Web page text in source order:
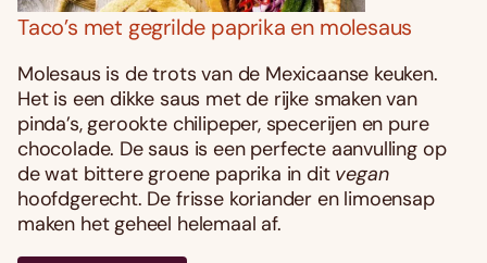
Taco’s met gegrilde paprika en molesaus
Molesaus is de trots van de Mexicaanse keuken.
Het is een dikke saus met de rijke smaken van
pinda’s, gerookte chilipeper, specerijen en pure
chocolade. De saus is een perfecte aanvulling op
de wat bittere groene paprika in dit vegan
hoofdgerecht. De frisse koriander en limoensap
maken het geheel helemaal af.